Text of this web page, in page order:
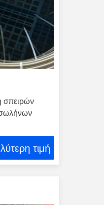
σπειρών
σωλήνων
τιμή